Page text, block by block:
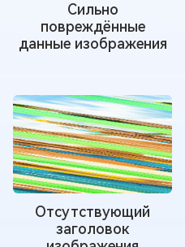
Сильно
повреждённые
данные изображения
Отсутствующий
заголовок